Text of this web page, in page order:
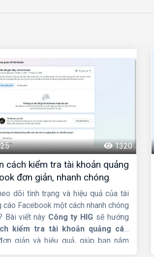
1320
cách kiểm tra tài khoản quảng
đơn giản, nhanh chóng
dõi tình trạng và hiệu quả của tài
cáo Facebook một cách nhanh chóng
Bài viết này Công ty HIGsẽ hướng
kiểm tra tài khoản quảng cáo
giản và hiệu quả, giúp bạn nắm